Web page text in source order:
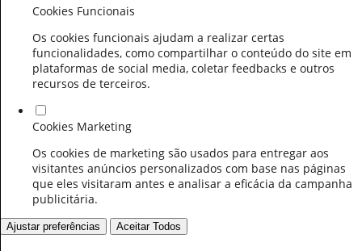
Cookies Funcionais
Os cookies funcionais ajudam a realizar certas
funcionalidades, como compartilhar o conteúdo do site em
plataformas de social media, coletar feedbacks e outros
recursos de terceiros.
Cookies Marketing
Os cookies de marketing são usados para entregar aos
visitantes anúncios personalizados com base nas páginas
que eles visitaram antes e analisar a eficácia da campanha
publicitária.
Ajustar preferências Aceitar Todos